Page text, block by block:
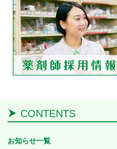
CONTENTS
お知らせ一覧